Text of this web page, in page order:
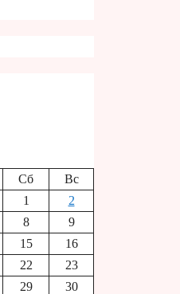
Сб
Вс
1
2
8
9
15
16
22
23
29
30